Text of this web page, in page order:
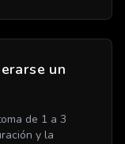
un
de 1 a 3
y la